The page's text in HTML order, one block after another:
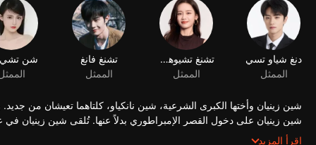
دنغ شياو تسي
الممثل
تشنغ تشيوهونغ
الممثل
تشنغ فانغ
الممثل
شن
شين زينيان وأختها الكبرى الشرعية، شين نانكياو، كلتاهما تعيشان من
شين زينيان على دخول القصر الإمبراطوري بدلاً عنها. تُلقى شين زينيان
ذكاؤها انتباه الإمبراطور نانغونغ شوانيو. ومع تطور المؤامرات والمكائد
اقرأ المزيد